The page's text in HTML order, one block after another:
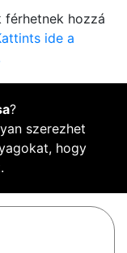
férhetnek hozzá
ide a
?
szerezhet
hogy